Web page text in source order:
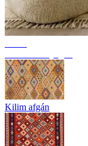
Kilim afgán